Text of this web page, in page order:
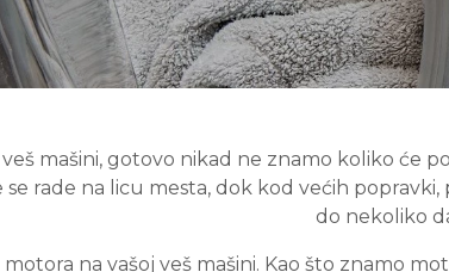
mašini, gotovo nikad ne znamo koliko će
rade na licu mesta, dok kod većih
do nekoliko
na vašoj veš mašini. Kao što znamo